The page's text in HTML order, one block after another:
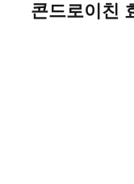
콘드로이친